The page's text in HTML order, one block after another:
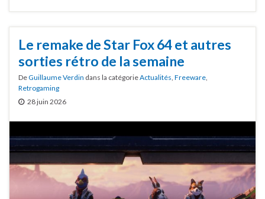
Le remake de Star Fox 64 et autres
sorties rétro de la semaine
DeGuillaume Verdin dans la catégorieActualités Freeware
Retrogaming
28 juin 2026